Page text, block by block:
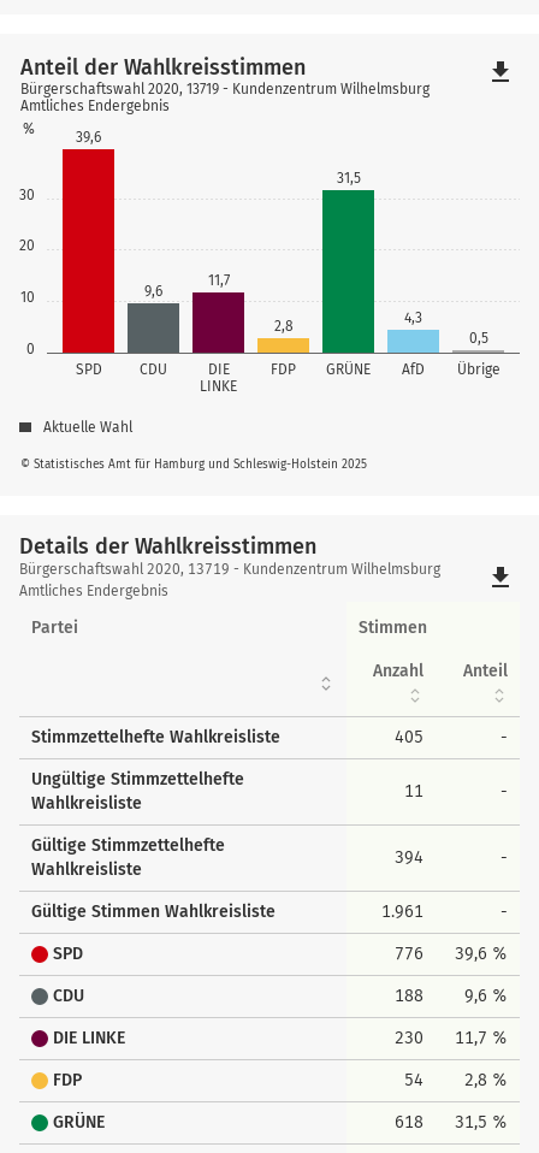
0
10
20
30
%
SPD CDU
DIE
LINKE
FDP GRÜNE AfD Übrige
39,6
9,6
11,7
2,8
31,5
4,3
0,5
© Statistisches Amt für Hamburg und Schleswig-Holstein 2025
Anteil der Wahlkreisstimmen
Bürgerschaftswahl 2020, 13719 - Kundenzentrum Wilhelmsburg
Amtliches Endergebnis
Aktuelle Wahl
file_download
Details der Wahlkreisstimmen
Details
der
Wahlkreisstimmen
Bürgerschaftswahl 2020, 13719 - Kundenzentrum Wilhelmsburg
Amtliches Endergebnis
file_download
Partei Stimmen
Anzahl Anteil
Stimmzettelhefte Wahlkreisliste 405 -
Ungültige Stimmzettelhefte
Wahlkreisliste
11 -
Gültige Stimmzettelhefte
Wahlkreisliste
394 -
Gültige Stimmen Wahlkreisliste 1.961 -
SPD 776 39,6 %
CDU 188 9,6 %
DIE LINKE 230 11,7 %
FDP 54 2,8 %
GRÜNE 618 31,5 %